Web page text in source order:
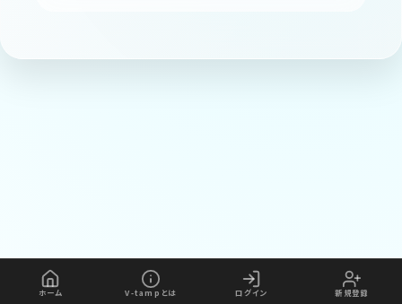
ホーム V-tampとは ログイン 新規登録